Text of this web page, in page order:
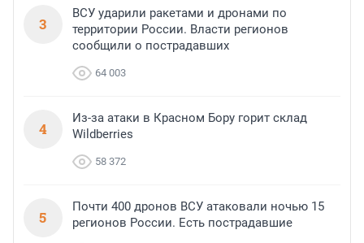
3
ВСУ ударили ракетами и дронами по
территории России. Власти регионов
сообщили о пострадавших
64 003
4
Из-за атаки в Красном Бору горит склад
Wildberries
58 372
5
Почти 400 дронов ВСУ атаковали ночью 15
регионов России. Есть пострадавшие